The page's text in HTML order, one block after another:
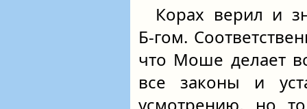
Корах верил и
Б‑гом.
что Моше делает
все законы и